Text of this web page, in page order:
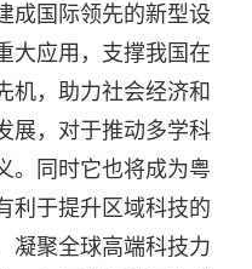
成国际领先的新型设
大应用，支撑我国在
机，助力社会经济和
展，对于推动多学科
。同时它也将成为粤
利于提升区域科技的
凝聚全球高端科技力